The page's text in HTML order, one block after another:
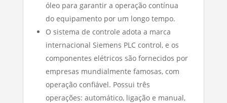
óleo para garantir a operação contínua
do equipamento por um longo tempo.
O sistema de controle adota a marca
internacional Siemens PLC control, e os
componentes elétricos são fornecidos por
empresas mundialmente famosas, com
operação confiável. Possui três
operações: automático, ligação e manual,